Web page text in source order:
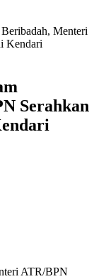
Menteri
Kendari
Serahkan
ATR/BPN